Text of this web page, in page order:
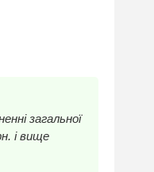
загальної
і вище